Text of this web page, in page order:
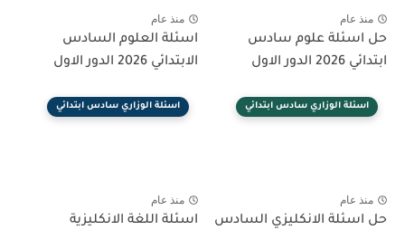
منذ عام
حل اسئلة علوم سادس
ابتدائي 2026 الدور الاول
منذ عام
اسئلة العلوم السادس
الابتدائي 2026 الدور الاول
اسئلة الوزاري سادس ابتدائي
منذ عام
حل اسئلة الانكليزي السادس
اسئلة الوزاري سادس ابتدائي
منذ عام
اسئلة اللغة الانكليزية